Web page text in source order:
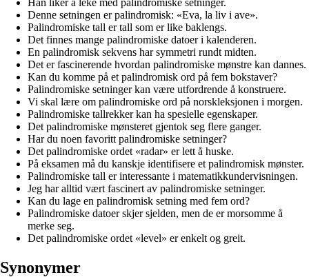
Denne setningen er palindromisk: «Eva, la liv i ave».
Palindromiske tall er tall som er like baklengs.
Det finnes mange palindromiske datoer i kalenderen.
En palindromisk sekvens har symmetri rundt midten.
Det er fascinerende hvordan palindromiske mønstre kan dannes.
Kan du komme på et palindromisk ord på fem bokstaver?
Palindromiske setninger kan være utfordrende å konstruere.
Vi skal lære om palindromiske ord på norskleksjonen i morgen.
Palindromiske tallrekker kan ha spesielle egenskaper.
Det palindromiske mønsteret gjentok seg flere ganger.
Har du noen favoritt palindromiske setninger?
Det palindromiske ordet «radar» er lett å huske.
På eksamen må du kanskje identifisere et palindromisk mønster.
Palindromiske tall er interessante i matematikkundervisningen.
Jeg har alltid vært fascinert av palindromiske setninger.
Kan du lage en palindromisk setning med fem ord?
Palindromiske datoer skjer sjelden, men de er morsomme å
merke seg.
Det palindromiske ordet «level» er enkelt og greit.
Synonymer